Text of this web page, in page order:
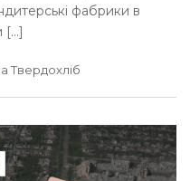
фабрики в
[…]
Твердохліб